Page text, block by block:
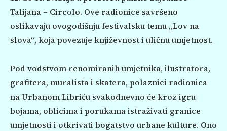
Talijana – Circolo. Ove radionice savršeno
oslikavaju ovogodišnju festivalsku temu „Lov na
slova“, koja povezuje književnost i uličnu umjetnost.
Pod vodstvom renomiranih umjetnika, ilustratora,
grafitera, muralista i skatera, polaznici radionica
na Urbanom Libriću svakodnevno će kroz igru
bojama, oblicima i porukama istraživati granice
umjetnosti i otkrivati bogatstvo urbane kulture. Ono